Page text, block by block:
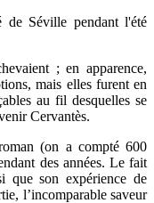
de Séville pendant l'été
; en apparence,
mais elles furent en
au fil desquelles se
Cervantès.
(on a compté 600
des années. Le fait
que son expérience de
l’incomparable saveur